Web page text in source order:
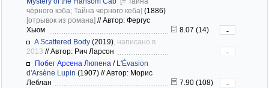
чёрного кэба; Тайна черного кеба] (1886)
[отрывок из романа] //Автор: Фергус
Хьюм
8.07 (14)
-
A Scattered Body (2019) , написано в
2013 //Автор: Рич Ларсон
-
Побег Арсена Люпена / L'Évasion
d'Arsène Lupin (1907) //Автор: Морис
Леблан
7.90 (108)
-